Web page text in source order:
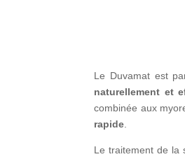
Le Duvamat est
naturellement et
combinée aux
rapide
Le traitement de la